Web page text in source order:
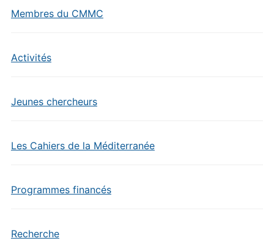
Membres du CMMC
Activités
Jeunes chercheurs
Les Cahiers de la Méditerranée
Programmes financés
Recherche